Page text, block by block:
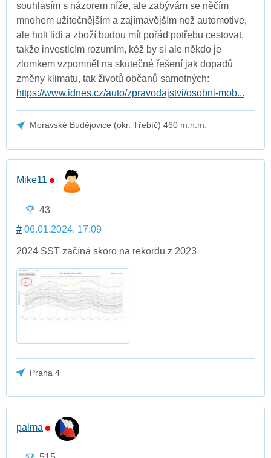
souhlasím s názorem níže, ale zabývám se něčím
mnohem užitečnějším a zajímavějším než automotive,
ale holt lidi a zboží budou mít pořád potřebu cestovat,
takže investicím rozumím, kéž by si ale někdo je
zlomkem vzpomněl na skutečné řešení jak dopadů
změny klimatu, tak životů občanů samotných:
https://www.idnes.cz/auto/zpravodajstvi/osobni-mob...
Moravské Budějovice (okr. Třebíč) 460 m.n.m.
Mike11
43
# 06.01.2024, 17:09
2024 SST začíná skoro na rekordu z 2023
Praha 4
palma